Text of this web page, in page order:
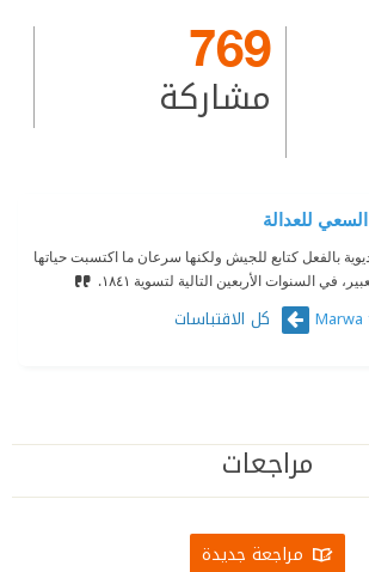
769
مشاركة
للعدالة
بالفعل كتابع للجيش ولكنها سرعان ما اكتسبت حياتها
في السنوات الأربعين التالية لتسوية ١٨٤١.
كل الاقتباسات
مراجعات
مراجعة جديدة